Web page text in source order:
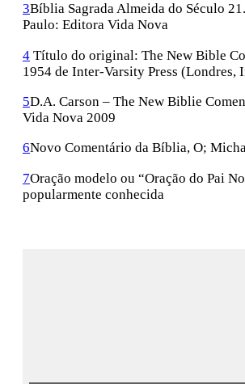
3Bíblia Sagrada Almeida do Século
Paulo: Editora Vida Nova
4 Título do original: The New Bible
1954 de Inter-Varsity Press (Londres,
5D.A. Carson – The New Biblie
Vida Nova 2009
6Novo Comentário da Bíblia, O;
7Oração modelo ou “Oração do Pai
popularmente conhecida